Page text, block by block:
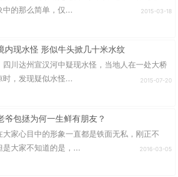
中的那么简单，仅...
2015-03-18
内现水怪 形似牛头掀几十米水纹
四川达州宣汉河中疑现水怪，当地人在一处大桥
时，发现疑似水怪...
2015-07-20
爷包拯为何一生鲜有朋友？
大家心目中的形象一直都是铁面无私，刚正不
是大家不知道的是，...
2016-03-05